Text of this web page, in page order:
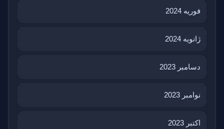
فوریه 2024
ژانویه 2024
دسامبر 2023
نوامبر 2023
اکتبر 2023